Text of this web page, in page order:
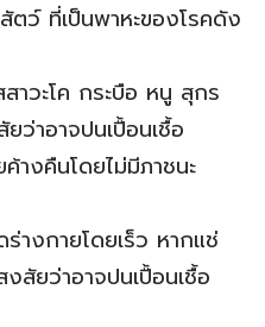
ว์ ที่เป็นพาหะของโรคดัง
าวะโค กระบือ หนู สุกร
ว่าอาจปนเปื้อนเชื้อ
างคืนโดยไม่มีภาชนะ
ร่างกายโดยเร็ว หากแช่
สัยว่าอาจปนเปื้อนเชื้อ